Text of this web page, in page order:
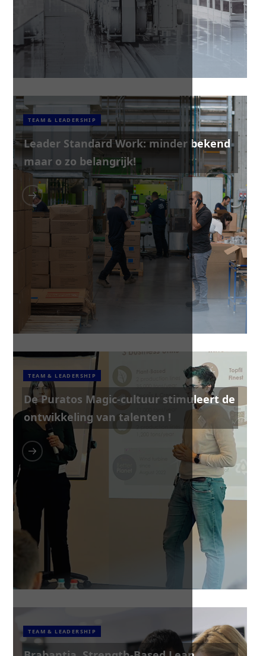
TEAM & LEADERSHIP
Leader Standard Work: minder bekend
maar o zo belangrijk!
TEAM & LEADERSHIP
De Puratos Magic-cultuur stimuleert de
ontwikkeling van talenten !
TEAM & LEADERSHIP